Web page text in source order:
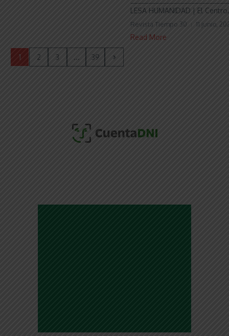
LESA HUMANIDAD | El
Revista Tiempo 30 11 junio,
Read More
1 2 3 ... 39